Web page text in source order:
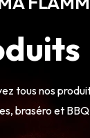
tous nos
braséro et